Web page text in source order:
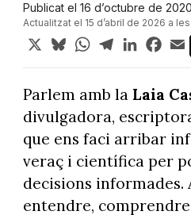
Publicat el 16 d’octubre de
Actualitzat el 15 d’abril de 2026 a les
X BlueskyWhatsApp
TelegramLinkedIn
Parlem amb la Laia
divulgadora,
que ens faci arribar
veraç i científica per
decisions informades.
entendre,